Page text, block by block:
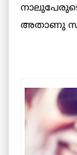
അതാണു